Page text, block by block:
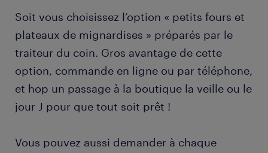
Soit vous choisissez l’option « petits fours et
plateaux de mignardises » préparés par le
traiteur du coin. Gros avantage de cette
option, commande en ligne ou par téléphone,
et hop un passage à la boutique la veille ou le
jour J pour que tout soit prêt !
Vous pouvez aussi demander à chaque